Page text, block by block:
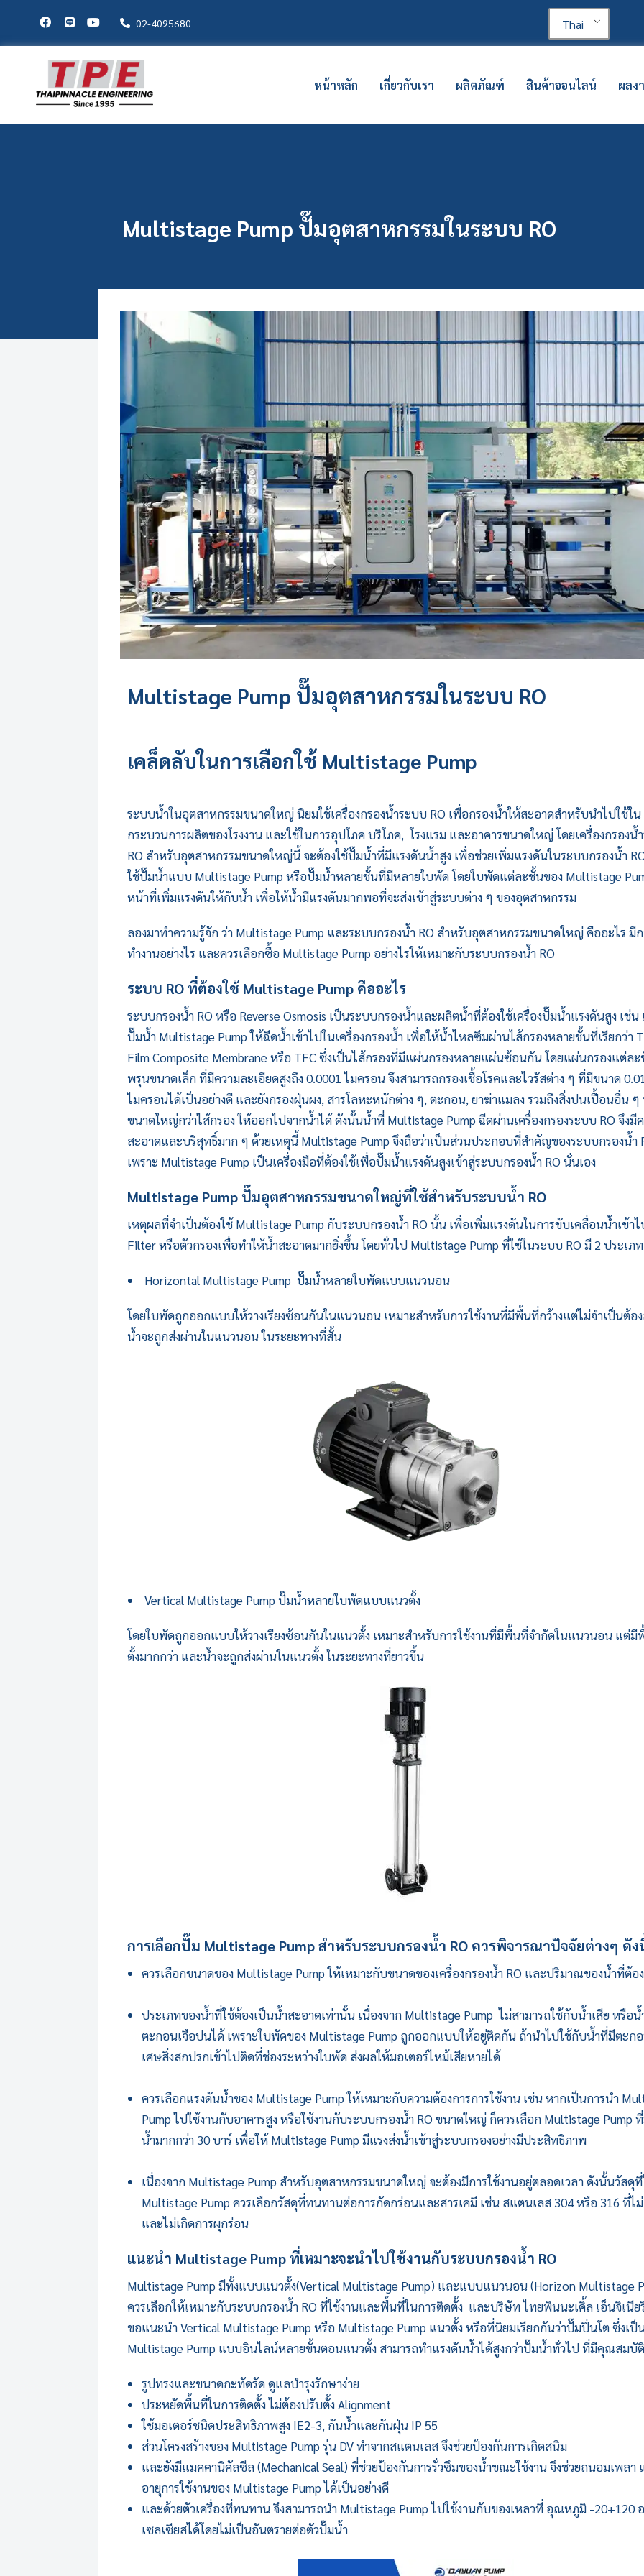
02-4095680 Thai
หน้าหลัก เกี่ยวกับเรา ผลิตภัณฑ์ สินค้าออนไลน์ ผลง
Multistage Pump ปั๊มอุตสาหกรรมในระบบ RO
Multistage Pump ปั๊มอุตสาหกรรมในระบบ RO
เคล็ดลับในการเลือกใช้ Multistage Pump
ระบบน้ำในอุตสาหกรรมขนาดใหญ่ นิยมใช้เครื่องกรองน้ำระบบ RO เพื่อกรองน้ำให้สะอาดสำหรับนำไปใช้ใน
กระบวนการผลิตของโรงงาน และใช้ในการอุปโภค บริโภค, โรงแรม และอาคารขนาดใหญ่ โดยเครื่องกรองน้
RO สำหรับอุตสาหกรรมขนาดใหญ่นี้ จะต้องใช้ปั๊มน้ำที่มีแรงดันน้ำสูง เพื่อช่วยเพิ่มแรงดันในระบบกรองน้ำ
ใช้ปั๊มน้ำแบบ Multistage Pump หรือปั๊มน้ำหลายชั้นที่มีหลายใบพัด โดยใบพัดแต่ละชั้นของ Multistage
หน้าที่เพิ่มแรงดันให้กับน้ำ เพื่อให้น้ำมีแรงดันมากพอที่จะส่งเข้าสู่ระบบต่าง ๆ ของอุตสาหกรรม
ลองมาทำความรู้จัก ว่า Multistage Pump และระบบกรองน้ำ RO สำหรับอุตสาหกรรมขนาดใหญ่ คืออะไร มีก
ทำงานอย่างไร และควรเลือกซื้อ Multistage Pump อย่างไรให้เหมาะกับระบบกรองน้ำ RO
ระบบ RO ที่ต้องใช้ Multistage Pump คืออะไร
ระบบกรองน้ำ RO หรือ Reverse Osmosis เป็นระบบกรองน้ำและผลิตน้ำที่ต้องใช้เครื่องปั๊มน้ำแรงดันสูง เช่น
ปั๊มน้ำ Multistage Pumpให้ฉีดน้ำเข้าไปในเครื่องกรองน้ำ เพื่อให้น้ำไหลซึมผ่านไส้กรองหลายชั้นที่เรียกว่า
Film Composite Membrane หรือ TFC ซึ่งเป็นไส้กรองที่มีแผ่นกรองหลายแผ่นซ้อนกัน โดยแผ่นกรองแต่ละ
พรุนขนาดเล็ก ที่มีความละเอียดสูงถึง 0.0001 ไมครอน จึงสามารถกรองเชื้อโรคและไวรัสต่าง ๆ ที่มีขนาด
ไมครอนได้เป็นอย่างดี และยังกรองฝุ่นผง, สารโลหะหนักต่าง ๆ, ตะกอน, ยาฆ่าแมลง รวมถึงสิ่งปนเปื้อนอื่น ๆ
ขนาดใหญ่กว่าไส้กรอง ให้ออกไปจากน้ำได้ ดังนั้นน้ำที่ Multistage Pump ฉีดผ่านเครื่องกรองระบบ RO จึงมี
สะอาดและบริสุทธิ์มาก ๆ ด้วยเหตุนี้ Multistage Pump จึงถือว่าเป็นส่วนประกอบที่สำคัญของระบบกรองน้ำ
เพราะ Multistage Pump เป็นเครื่องมือที่ต้องใช้เพื่อปั๊มน้ำแรงดันสูงเข้าสู่ระบบกรองน้ำ RO นั่นเอง
Multistage Pump ปั๊มอุตสาหกรรมขนาดใหญ่ที่ใช้สำหรับระบบน้ำ RO
เหตุผลที่จำเป็นต้องใช้ Multistage Pump กับระบบกรองน้ำ RO นั้น เพื่อเพิ่มแรงดันในการขับเคลื่อนน้ำเข้า
Filter หรือตัวกรองเพื่อทำให้น้ำสะอาดมากยิ่งขึ้น โดยทั่วไป Multistage Pump ที่ใช้ในระบบ RO มี 2 ประเภ
Horizontal Multistage Pump ปั๊มน้ำหลายใบพัดแบบแนวนอน
โดยใบพัดถูกออกแบบให้วางเรียงซ้อนกันในแนวนอน เหมาะสำหรับการใช้งานที่มีพื้นที่กว้างแต่ไม่จำเป็นต้อ
น้ำจะถูกส่งผ่านในแนวนอน ในระยะทางที่สั้น
Vertical Multistage Pump ปั๊มน้ำหลายใบพัดแบบแนวตั้ง
โดยใบพัดถูกออกแบบให้วางเรียงซ้อนกันในแนวตั้ง เหมาะสำหรับการใช้งานที่มีพื้นที่จำกัดในแนวนอน แต่
ตั้งมากกว่า และน้ำจะถูกส่งผ่านในแนวตั้ง ในระยะทางที่ยาวขึ้น
การเลือกปั๊ม Multistage Pumpสำหรับระบบกรองน้ำ RO ควรพิจารณาปัจจัยต่างๆ ดัง
ควรเลือกขนาดของ Multistage Pumpให้เหมาะกับขนาดของเครื่องกรองน้ำ RO และปริมาณของน้ำที่ต้อ
ประเภทของน้ำที่ใช้ต้องเป็นน้ำสะอาดเท่านั้น เนื่องจาก Multistage Pump ไม่สามารถใช้กับน้ำเสีย หรือ
ตะกอนเจือปนได้ เพราะใบพัดของ Multistage Pump ถูกออกแบบให้อยู่ติดกัน ถ้านำไปใช้กับน้ำที่มีตะก
เศษสิ่งสกปรกเข้าไปติดที่ช่องระหว่างใบพัด ส่งผลให้มอเตอร์ไหม้เสียหายได้
ควรเลือกแรงดันน้ำของ Multistage Pumpให้เหมาะกับความต้องการการใช้งาน เช่น หากเป็นการนำ
Pumpไปใช้งานกับอาคารสูง หรือใช้งานกับระบบกรองน้ำ RO ขนาดใหญ่ ก็ควรเลือก Multistage Pump
น้ำมากกว่า 30 บาร์ เพื่อให้ Multistage Pump มีแรงส่งน้ำเข้าสู่ระบบกรองอย่างมีประสิทธิภาพ
เนื่องจาก Multistage Pump สำหรับอุตสาหกรรมขนาดใหญ่ จะต้องมีการใช้งานอยู่ตลอดเวลา ดังนั้นวัสดุ
Multistage Pump ควรเลือกวัสดุที่ทนทานต่อการกัดกร่อนและสารเคมี เช่น สแตนเลส 304 หรือ 316 ที่ไ
และไม่เกิดการผุกร่อน
แนะนำ Multistage Pump ที่เหมาะจะนำไปใช้งานกับระบบกรองน้ำ RO
Multistage Pump มีทั้งแบบแนวตั้ง(Vertical Multistage Pump) และแบบแนวนอน (Horizon Multistage
ควรเลือกให้เหมาะกับระบบกรองน้ำ RO ที่ใช้งานและพื้นที่ในการติดตั้ง และบริษัท ไทยพินนะเคิ้ล เอ็นจิเนีย
ขอแนะนำ Vertical Multistage Pump หรือ Multistage Pump แนวตั้ง หรือที่นิยมเรียกกันว่าปั๊มปิ่นโต ซึ่งเป็
Multistage Pump แบบอินไลน์หลายขั้นตอนแนวตั้ง สามารถทำแรงดันน้ำได้สูงกว่าปั๊มน้ำทั่วไป ที่มีคุณสมบั
รูปทรงและขนาดกะทัดรัด ดูแลบำรุงรักษาง่าย
ประหยัดพื้นที่ในการติดตั้ง ไม่ต้องปรับตั้ง Alignment
ใช้มอเตอร์ชนิดประสิทธิภาพสูง IE2-3, กันน้ำและกันฝุ่น IP 55
ส่วนโครงสร้างของ Multistage Pump รุ่น DV ทำจากสแตนเลส จึงช่วยป้องกันการเกิดสนิม
และยังมีแมคคานิคัลซีล (Mechanical Seal) ที่ช่วยป้องกันการรั่วซึมของน้ำขณะใช้งาน จึงช่วยถนอมเพลา
อายุการใช้งานของ Multistage Pumpได้เป็นอย่างดี
และด้วยตัวเครื่องที่ทนทาน จึงสามารถนำ Multistage Pumpไปใช้งานกับของเหลวที่ อุณหภูมิ -20+120
เซลเซียสได้โดยไม่เป็นอันตรายต่อตัวปั๊มน้ำ